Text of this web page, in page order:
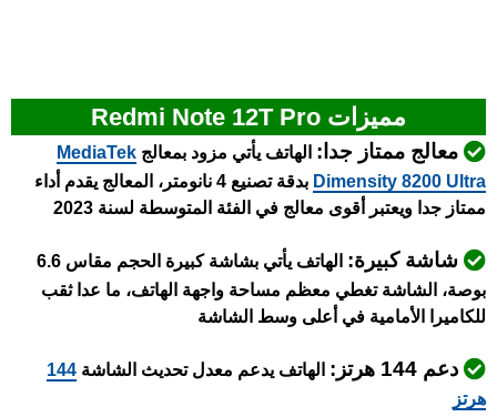
مميزات Redmi Note 12T Pro
معالج ممتاز جدا: الهاتف يأتي مزود بمعالج MediaTek
Dimensity 8200 Ultra
بدقة تصنيع 4 نانومتر، المعالج يقدم أداء
ممتاز جدا ويعتبر أقوى معالج في الفئة المتوسطة لسنة 2023
شاشة كبيرة:
الهاتف يأتي بشاشة كبيرة الحجم مقاس 6.6
بوصة، الشاشة تغطي معظم مساحة واجهة الهاتف، ما عدا ثقب
للكاميرا الأمامية في أعلى وسط الشاشة
دعم 144 هرتز: الهاتف يدعم معدل تحديث الشاشة 144
هرتز